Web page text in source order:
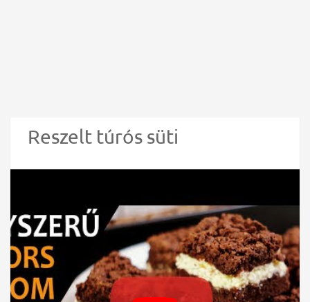
Reszelt túrós süti